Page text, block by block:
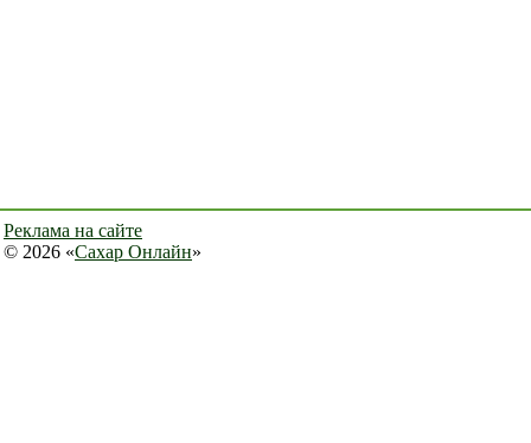
Реклама на сайте
© 2026 «Сахар Онлайн»